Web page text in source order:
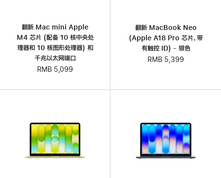
翻新 Mac mini Apple
M4 芯片 (配备 10 核中央处
理器和 10 核图形处理器) 和
千兆以太网端口
RMB 5,099
翻新 MacBook Neo
(Apple A18 Pro 芯片，带
有触控 ID) - 银色
RMB 5,399